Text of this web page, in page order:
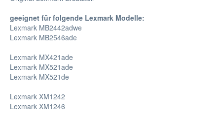
geeignet für folgende Lexmark Modelle:
Lexmark MB2442adwe
Lexmark MB2546ade
Lexmark MX421ade
Lexmark MX521ade
Lexmark MX521de
Lexmark XM1242
Lexmark XM1246